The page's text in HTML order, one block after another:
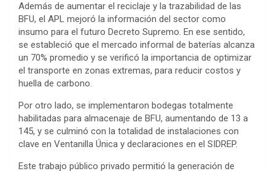
Además de aumentar el reciclaje y la trazabilidad de las
BFU, el APL mejoró la información del sector como
insumo para el futuro Decreto Supremo. En ese sentido,
se estableció que el mercado informal de baterías alcanza
un 70% promedio y se verificó la importancia de optimizar
el transporte en zonas extremas, para reducir costos y
huella de carbono.
Por otro lado, se implementaron bodegas totalmente
habilitadas para almacenaje de BFU, aumentando de 13 a
145, y se culminó con la totalidad de instalaciones con
clave en Ventanilla Única y declaraciones en el SIDREP.
Este trabajo público privado permitió la generación de